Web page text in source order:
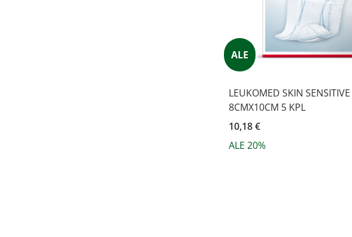
ALE
LEUKOMED SKIN SENSITIVE
8CMX10CM 5 KPL
10,18 €
ALE 20%